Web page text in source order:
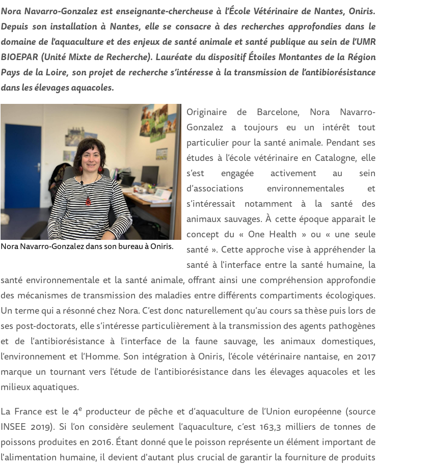
Nora Navarro-Gonzalez est enseignante-chercheuse à l’École Vétérinaire de Nantes, Oniris.
Depuis son installation à Nantes, elle se consacre à des recherches approfondies dans le
domaine de l'aquaculture et des enjeux de santé animale et santé publique au sein de l’UMR
BIOEPAR (Unité Mixte de Recherche). Lauréate du dispositif Étoiles Montantes de la Région
Pays de la Loire, son projet de recherche s’intéresse à la transmission de l’antibiorésistance
dans les élevages aquacoles.
Nora Navarro-Gonzalez dans son bureau à Oniris.
Originaire de Barcelone, Nora Navarro-
Gonzalez a toujours eu un intérêt tout
particulier pour la santé animale. Pendant ses
études à l’école vétérinaire en Catalogne, elle
s’est engagée activement au sein
d’associations environnementales et
s’intéressait notamment à la santé des
animaux sauvages. À cette époque apparait le
concept du « One Health » ou « une seule
santé ». Cette approche vise à appréhender la
santé à l'interface entre la santé humaine, la
santé environnementale et la santé animale, offrant ainsi une compréhension approfondie
des mécanismes de transmission des maladies entre différents compartiments écologiques.
Un terme qui a résonné chez Nora. C’est donc naturellement qu’au cours sa thèse puis lors de
ses post-doctorats, elle s’intéresse particulièrement à la transmission des agents pathogènes
et de l’antibiorésistance à l’interface de la faune sauvage, les animaux domestiques,
l’environnement et l’Homme. Son intégration à Oniris, l’école vétérinaire nantaise, en 2017
marque un tournant vers l'étude de l'antibiorésistance dans les élevages aquacoles et les
milieux aquatiques.
La France est le 4eproducteur de pêche et d’aquaculture de l’Union européenne (source
INSEE 2019). Si l’on considère seulement l’aquaculture, c’est 163,3 milliers de tonnes de
poissons produites en 2016. Étant donné que le poisson représente un élément important de
l'alimentation humaine, il devient d'autant plus crucial de garantir la fourniture de produits